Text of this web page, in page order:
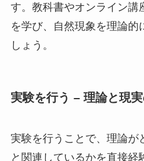
す。教科書やオンライン講
を学び、自然現象を理論的
しょう。
実験を行う – 理論と現
実験を行うことで、理論が
と関連しているかを直接経